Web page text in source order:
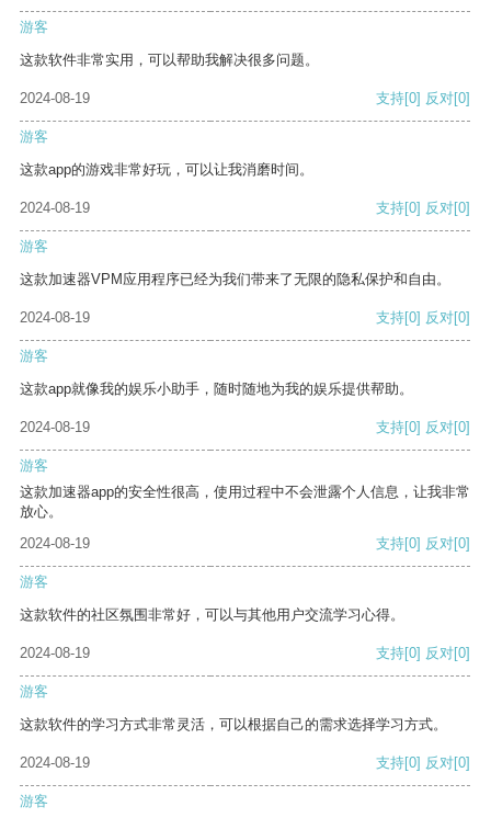
游客
这款软件非常实用，可以帮助我解决很多问题。
2024-08-19 支持[0] 反对[0]
游客
这款app的游戏非常好玩，可以让我消磨时间。
2024-08-19 支持[0] 反对[0]
游客
这款加速器VPM应用程序已经为我们带来了无限的隐私保护和自由。
2024-08-19 支持[0] 反对[0]
游客
这款app就像我的娱乐小助手，随时随地为我的娱乐提供帮助。
2024-08-19 支持[0] 反对[0]
游客
这款加速器app的安全性很高，使用过程中不会泄露个人信息，让我非常
放心。
2024-08-19
支持[0] 反对[0]
游客
这款软件的社区氛围非常好，可以与其他用户交流学习心得。
2024-08-19 支持[0] 反对[0]
游客
这款软件的学习方式非常灵活，可以根据自己的需求选择学习方式。
2024-08-19 支持[0] 反对[0]
游客